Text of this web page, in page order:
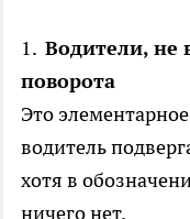
1. Водители, не
поворота
Это
водитель
хотя в
ничего нет.